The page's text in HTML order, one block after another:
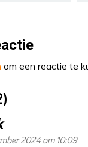
om een reactie te
2024 om 10:09